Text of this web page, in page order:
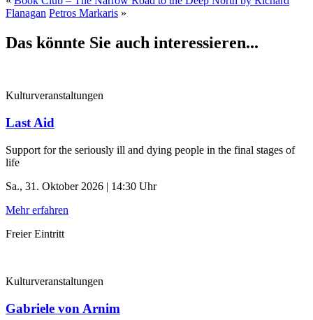
Flanagan Petros Markaris »
Das könnte Sie auch interessieren...
Kulturveranstaltungen
Last Aid
Support for the seriously ill and dying people in the final stages of
life
Sa., 31. Oktober 2026 | 14:30 Uhr
Mehr erfahren
Freier Eintritt
Kulturveranstaltungen
Gabriele von Arnim